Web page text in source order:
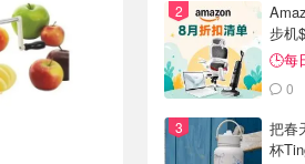
步机
🕒每
0
把春
杯